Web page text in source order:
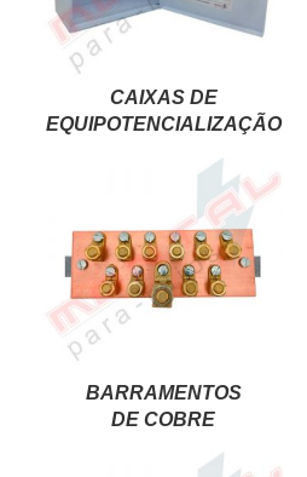
CAIXAS DE
EQUIPOTENCIALIZAÇÃO
BARRAMENTOS
DE COBRE